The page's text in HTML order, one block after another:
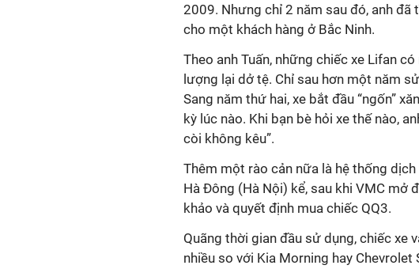
2009. Nhưng chỉ 2 năm sau đó, anh đã
cho một khách hàng ở Bắc Ninh.
Theo anh Tuấn, những chiếc xe Lifan
lượng lại dở tệ. Chỉ sau hơn một năm
Sang năm thứ hai, xe bắt đầu “ngốn”
kỳ lúc nào. Khi bạn bè hỏi xe thế nào,
còi không kêu”.
Thêm một rào cản nữa là hệ thống
Hà Đông (Hà Nội) kể, sau khi VMC mở
khảo và quyết định mua chiếc QQ3.
Quãng thời gian đầu sử dụng, chiếc xe
nhiều so với Kia Morning hay